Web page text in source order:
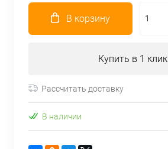
В корзину
Купить в 1 клик
Рассчитать доставку
В наличии